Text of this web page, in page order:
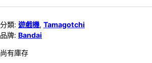
分類: 遊戲機, Tamagotchi
品牌: Bandai
尚有庫存